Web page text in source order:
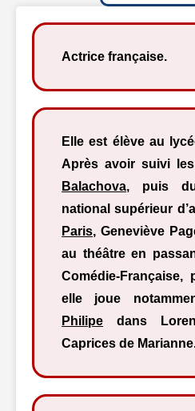
Actrice française.
Elle est élève au
Après avoir suivi
Balachova, puis du
national supérieur
Paris, Geneviève
au théâtre en
Comédie-
elle joue
Philipe dans
Caprices de